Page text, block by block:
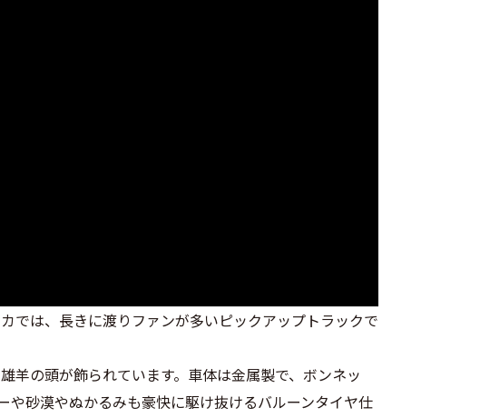
では、長きに渡りファンが多いピックアップトラックで
羊の頭が飾られています。車体は金属製で、ボンネッ
や砂漠やぬかるみも豪快に駆け抜けるバルーンタイヤ仕